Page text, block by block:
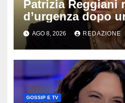
Patrizia Reggiani
d’urgenza dopo
vacanza: come
Lady Gucci
AGO 8, 2026 REDAZIONE
GOSSIP E TV